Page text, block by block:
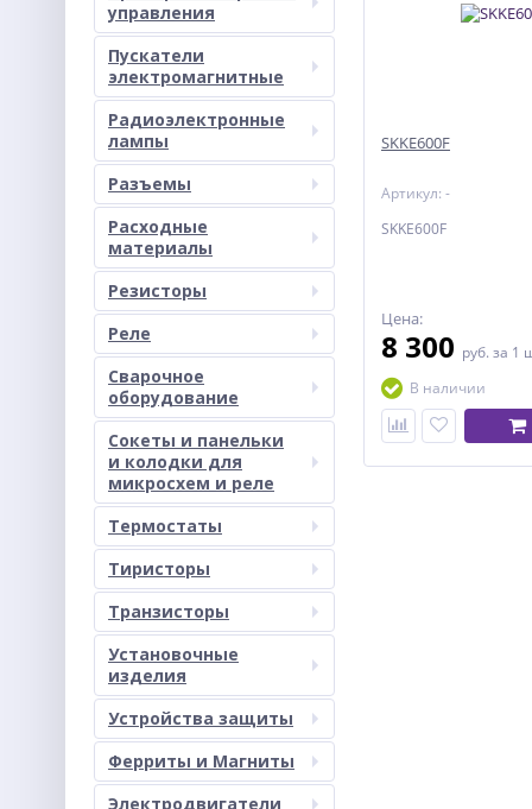
управления
Пускатели
электромагнитные
Радиоэлектронные
лампы
Разъемы
Расходные
материалы
Резисторы
Реле
Сварочное
оборудование
Сокеты и панельки
и колодки для
микросхем и реле
Термостаты
Тиристоры
Транзисторы
Установочные
изделия
Устройства защиты
Ферриты и Магниты
Электродвигатели
SKKE600F
Артикул: -
SKKE600F
Цена:
8 300 руб. за 1
В наличии